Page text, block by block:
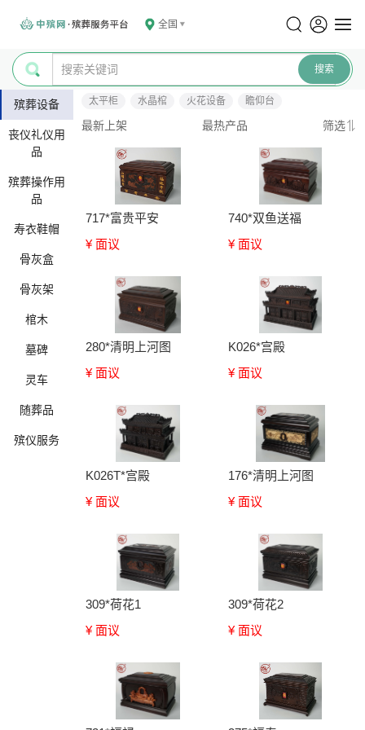
全国
殡葬设备
丧仪礼仪用
品
殡葬操作用
品
寿衣鞋帽
骨灰盒
骨灰架
棺木
墓碑
灵车
随葬品
殡仪服务
太平柜 水晶棺 火花设备 瞻仰台
最新上架 最热产品 筛选
717*富贵平安
¥ 面议
740*双鱼送福
¥ 面议
280*清明上河图
¥ 面议
K026*宫殿
¥ 面议
K026T*宫殿
¥ 面议
176*清明上河图
¥ 面议
309*荷花1
¥ 面议
309*荷花2
¥ 面议